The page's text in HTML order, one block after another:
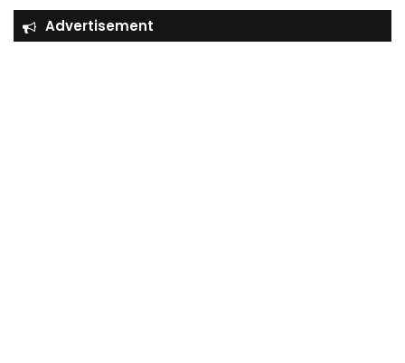
Advertisement